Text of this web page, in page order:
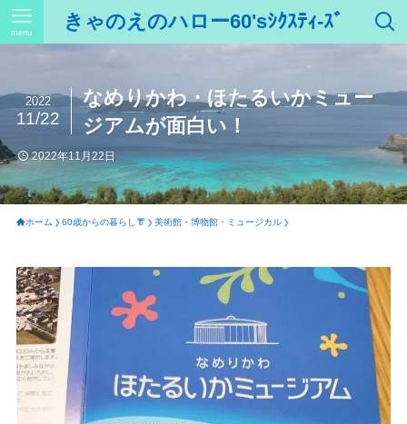
きゃのえのハロー60'sｼｸｽﾃｨ-ｽﾞ
menu
なめりかわ・ほたるいかミュー
ジアムが面白い！
2022
11/22
2022年11月22日
ホーム 60歳からの暮らし👘 美術館・博物館・ミュージカル